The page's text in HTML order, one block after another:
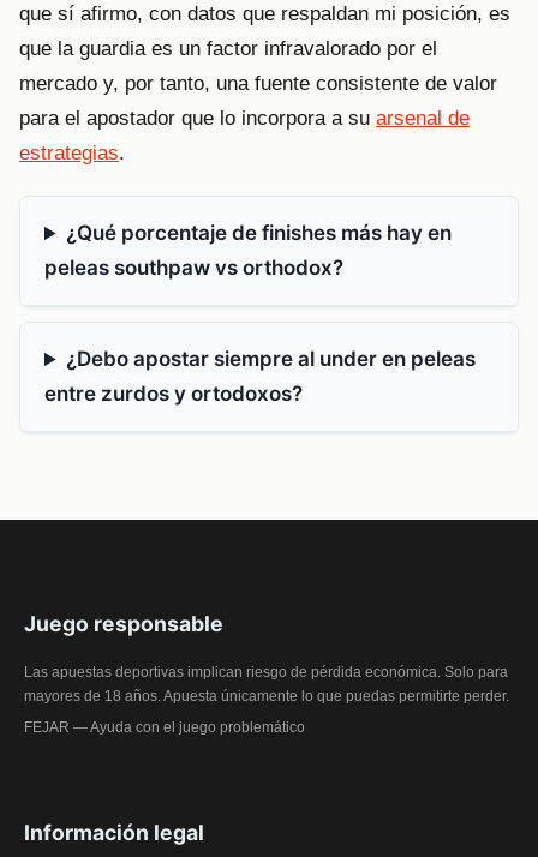
que sí afirmo, con datos que respaldan mi posición, es
que la guardia es un factor infravalorado por el
mercado y, por tanto, una fuente consistente de valor
para el apostador que lo incorpora a su arsenal de
estrategias.
¿Qué porcentaje de finishes más hay en
peleas southpaw vs orthodox?
¿Debo apostar siempre al under en peleas
entre zurdos y ortodoxos?
Juego responsable
Las apuestas deportivas implican riesgo de pérdida económica. Solo para
mayores de 18 años. Apuesta únicamente lo que puedas permitirte perder.
FEJAR — Ayuda con el juego problemático
Información legal